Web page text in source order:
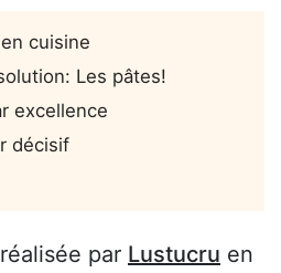
cuisine
Les pâtes!
excellence
décisif
par Lustucru en